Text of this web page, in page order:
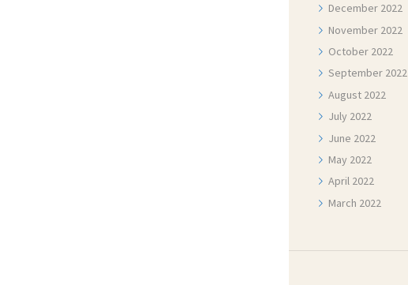
December 2022
November 2022
October 2022
September 2022
August 2022
July 2022
June 2022
May 2022
April 2022
March 2022